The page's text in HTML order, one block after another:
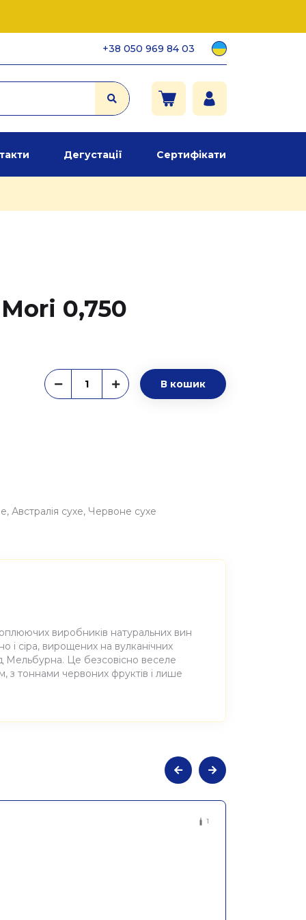
+38 050 969 84 03
Дегустації Сертифікати
0,750
В кошик
Австралія сухе Червоне сухе
виробників натуральних вин
і сіра, вирощених на вулканічних
Мельбурна. Це безсовісно веселе
з тоннами червоних фруктів і лише
1